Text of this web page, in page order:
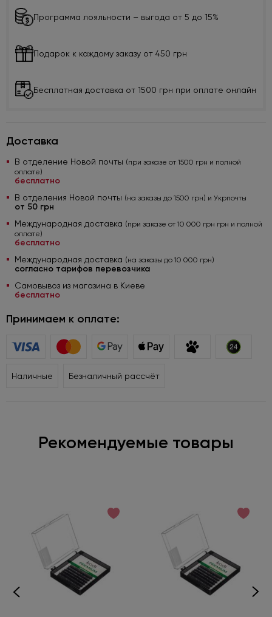
Программа лояльности – выгода от 5 до 15%
Подарок к каждому заказу от 450 грн
Бесплатная доставка от 1500 грн при оплате онлайн
Доставка
В отделение Новой почты (при заказе от 1500 грн и полной
оплате)
бесплатно
В отделения Новой почты (на заказы до 1500 грн) и Укрпочты
от 50 грн
Международная доставка (при заказе от 10 000 грн грн и полной
оплате)
бесплатно
Международная доставка (на заказы до 10 000 грн)
согласно тарифов перевозчика
Самовывоз из магазина в Киеве
бесплатно
Принимаем к оплате:
Наличные Безналичный рассчёт
Рекомендуемые товары